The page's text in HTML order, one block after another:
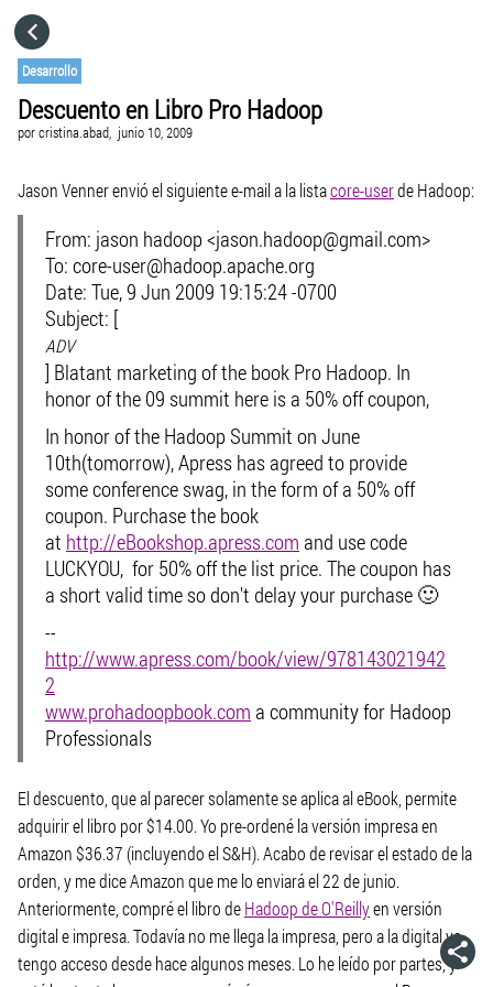
Desarrollo
Descuento en Libro Pro Hadoop
porcristina.abad, junio 10, 2009
Jason Venner envió el siguiente e-mail a la listacore-userde Hadoop:
From: jason hadoop <jason.hadoop@gmail.com>
To: core-user@hadoop.apache.org
Date: Tue, 9 Jun 2009 19:15:24 -0700
Subject: [
ADV
] Blatant marketing of the book Pro Hadoop. In
honor of the 09 summit here is a 50% off coupon,
In honor of the Hadoop Summit on June
10th(tomorrow), Apress has agreed to provide
some conference swag, in the form of a 50% off
coupon. Purchase the book
at http://eBookshop.apress.com and use code
LUCKYOU, for 50% off the list price. The coupon has
a short valid time so don't delay your purchase 🙂
--
http://www.apress.com/book/view/978143021942
2
www.prohadoopbook.com a community for Hadoop
Professionals
El descuento, que al parecer solamente se aplica al eBook, permite
adquirir el libro por $14.00. Yo pre-ordené la versión impresa en
Amazon $36.37 (incluyendo el S&H). Acabo de revisar el estado de la
orden, y me dice Amazon que me lo enviará el 22 de junio.
Anteriormente, compré el libro deHadoop de O'Reillyen versión
digital e impresa. Todavía no me llega la impresa, pero a la digital ya
tengo acceso desde hace algunos meses. Lo he leído por partes, y
CATEGORÍAS
IR A
VISITA EL SITIO WEB